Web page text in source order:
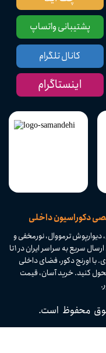
دکوراسیون داخلی
ترمووال، نورمخفی و
ابزارهای دکوراسیون داخلی با کیفیت بالا و تنوع بی‌نظیر. ارسال سریع به سراسر ایران در ۱ تا
با اورنج دکور، فضای داخلی
کنید. خرید آسان، قیمت
محفوظ است.​​​​​​​
پشتیبانی واتساپ
کانال تلگرام
اینستاگرام